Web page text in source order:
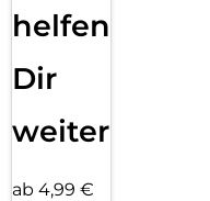
helfen
Dir
weiter
ab 4,99 €